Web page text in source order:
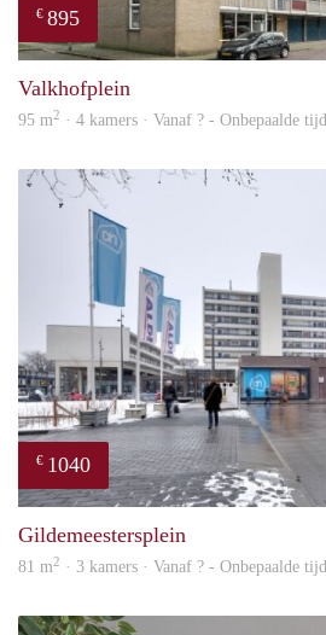
€ 895
Valkhofplein
95 m2 · 4 kamers · Vanaf ? - Onbepaalde tijd
€ 1040
Gildemeestersplein
81 m2 · 3 kamers · Vanaf ? - Onbepaalde tijd